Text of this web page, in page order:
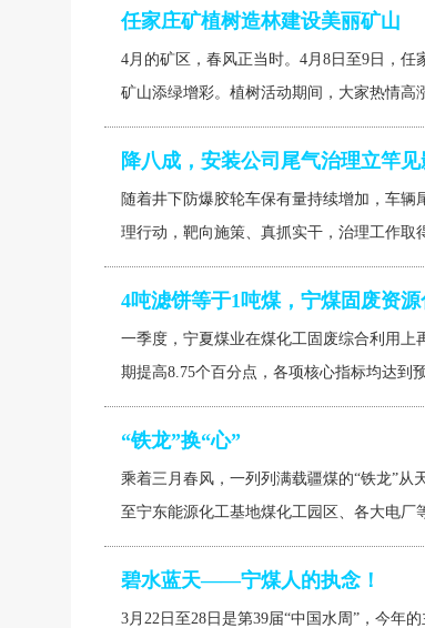
任家庄矿植树造林建设美丽矿山
4月的矿区，春风正当时。4月8日至9日，
矿山添绿增彩。植树活动期间，大家热情
降八成，安装公司尾气治理立竿见
随着井下防爆胶轮车保有量持续增加，车
理行动，靶向施策、真抓实干，治理工作
4吨滤饼等于1吨煤，宁煤固废资
一季度，宁夏煤业在煤化工固废综合利用
期提高8.75个百分点，各项核心指标均达到
“铁龙”换“心”
乘着三月春风，一列列满载疆煤的“铁龙”从
至宁东能源化工基地煤化工园区、各大电
碧水蓝天——宁煤人的执念！
3月22日至28日是第39届“中国水周”，今年